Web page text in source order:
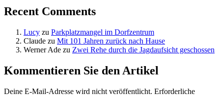
Recent Comments
Lucy zu Parkplatzmangel im Dorfzentrum
Claude zu Mit 101 Jahren zurück nach Hause
Werner Ade zu Zwei Rehe durch die Jagdaufsicht geschossen
Kommentieren Sie den Artikel
Deine E-Mail-Adresse wird nicht veröffentlicht. Erforderliche